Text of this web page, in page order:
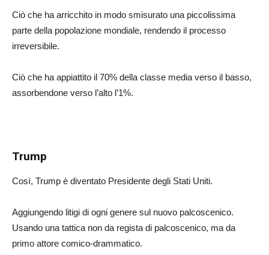
Ciò che ha arricchito in modo smisurato una piccolissima
parte della popolazione mondiale, rendendo il processo
irreversibile.
Ciò che ha appiattito il 70% della classe media verso il basso,
assorbendone verso l’alto l’1%.
Trump
Così, Trump è diventato Presidente degli Stati Uniti.
Aggiungendo litigi di ogni genere sul nuovo palcoscenico.
Usando una tattica non da regista di palcoscenico, ma da
primo attore comico-drammatico.